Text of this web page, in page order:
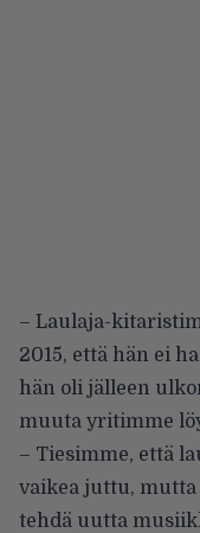
– Laulaja-
2015, että hän ei
hän oli jälleen
muuta yritimme
– Tiesimme, että
vaikea juttu,
tehdä uutta